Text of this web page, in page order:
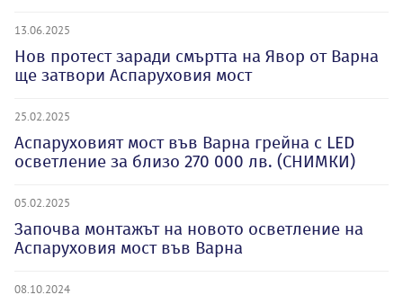
13.06.2025
Нов протест заради смъртта на Явор от Варна
ще затвори Аспаруховия мост
25.02.2025
Аспаруховият мост във Варна грейна с LED
осветление за близо 270 000 лв. (СНИМКИ)
05.02.2025
Започва монтажът на новото осветление на
Аспаруховия мост във Варна
08.10.2024